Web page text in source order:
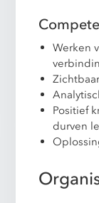
Werken
Positief
durven